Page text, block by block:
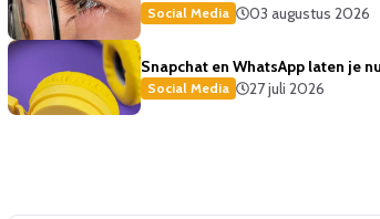
Social Media 03 augustus 2026
Snapchat en WhatsApp laten je
Social Media 27 juli 2026